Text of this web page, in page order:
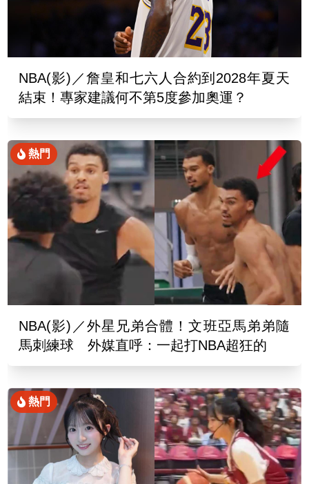
NBA(影)／詹皇和七六人合約到2028年夏天
結束！專家建議何不第5度參加奧運？
熱門
NBA(影)／外星兄弟合體！文班亞馬弟弟隨
馬刺練球 外媒直呼：一起打NBA超狂的
熱門